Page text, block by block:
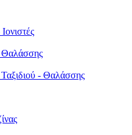
Θαλάσσης
- Θαλάσσης